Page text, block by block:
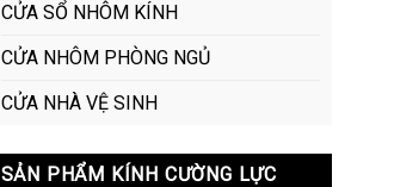
CỬA SỔ NHÔM KÍNH
CỬA NHÔM PHÒNG NGỦ
CỬA NHÀ VỆ SINH
SẢN PHẨM KÍNH CƯỜNG LỰC